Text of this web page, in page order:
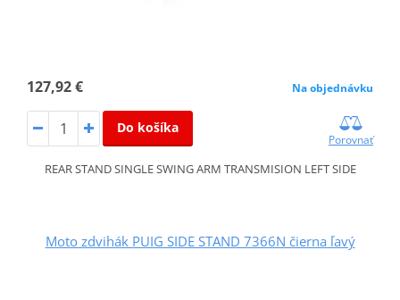
127,92 € Na objednávku
Do košíka
Porovnať
REAR STAND SINGLE SWING ARM TRANSMISION LEFT SIDE
Moto zdvihák PUIG SIDE STAND 7366N čierna ľavý